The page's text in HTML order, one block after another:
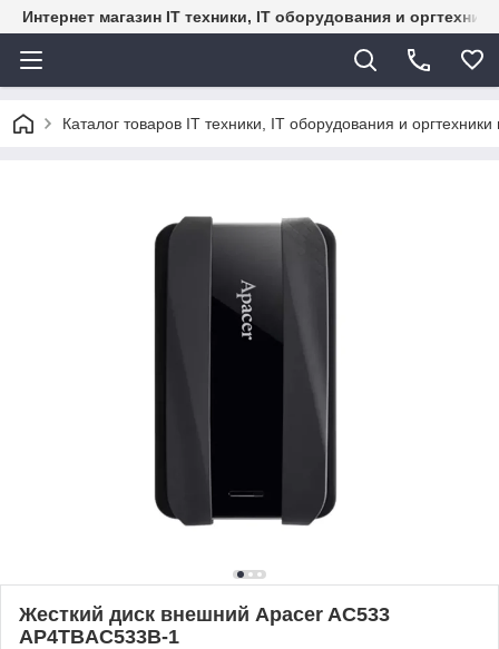
Интернет магазин IT техники, IT оборудования и
Каталог товаров IT техники, IT оборудования и
Жесткий диск внешний Apacer AC533
AP4TBAC533B-1